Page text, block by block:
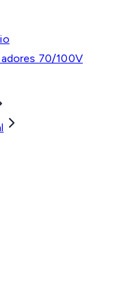
70/100V